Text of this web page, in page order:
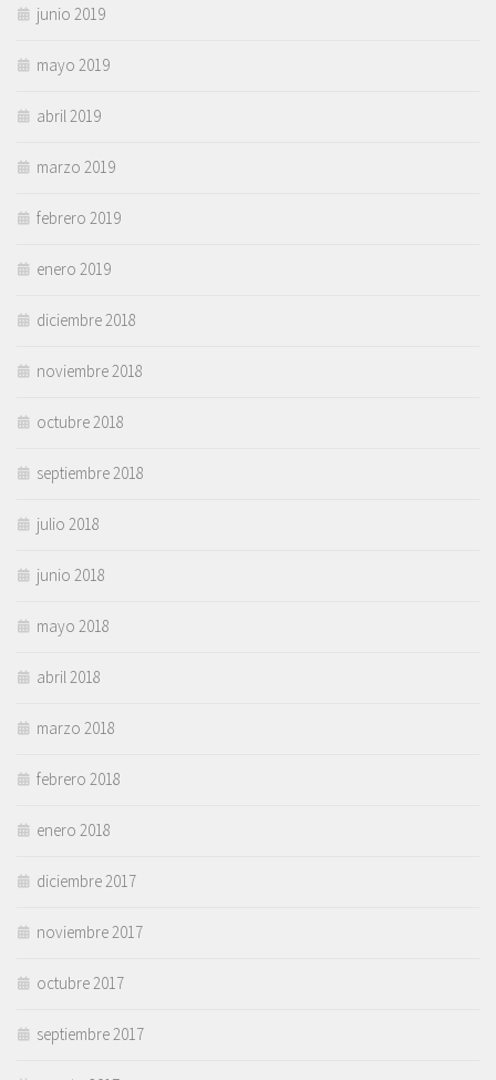
junio 2019
mayo 2019
abril 2019
marzo 2019
febrero 2019
enero 2019
diciembre 2018
noviembre 2018
octubre 2018
septiembre 2018
julio 2018
junio 2018
mayo 2018
abril 2018
marzo 2018
febrero 2018
enero 2018
diciembre 2017
noviembre 2017
octubre 2017
septiembre 2017